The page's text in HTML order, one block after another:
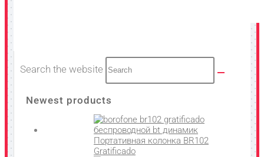
Search the website
Newest products
Портативная колонка BR102
Gratificado